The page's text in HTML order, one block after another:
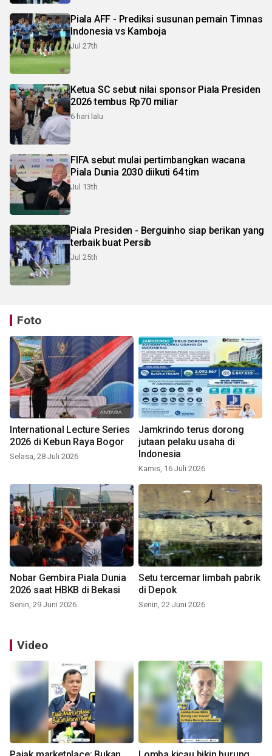
Piala AFF - Prediksi susunan pemain Timnas
Indonesia vs Kamboja
Jul 27th
Ketua SC sebut nilai sponsor Piala Presiden
2026 tembus Rp70 miliar
6 hari lalu
FIFA sebut mulai pertimbangkan wacana
Piala Dunia 2030 diikuti 64 tim
Jul 13th
Piala Presiden - Berguinho siap berikan yang
terbaik buat Persib
Jul 25th
Foto
International Lecture Series
2026 di Kebun Raya Bogor
Selasa, 28 Juli 2026
Jamkrindo terus dorong
jutaan pelaku usaha di
Indonesia
Kamis, 16 Juli 2026
Nobar Gembira Piala Dunia
2026 saat HBKB di Bekasi
Senin, 29 Juni 2026
Setu tercemar limbah pabrik
di Depok
Senin, 22 Juni 2026
Video